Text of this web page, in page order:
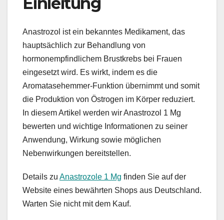
Anastrozol ist ein bekanntes Medikament, das
hauptsächlich zur Behandlung von
hormonempfindlichem Brustkrebs bei Frauen
eingesetzt wird. Es wirkt, indem es die
Aromatasehemmer-Funktion übernimmt und somit
die Produktion von Östrogen im Körper reduziert.
In diesem Artikel werden wir Anastrozol 1 Mg
bewerten und wichtige Informationen zu seiner
Anwendung, Wirkung sowie möglichen
Nebenwirkungen bereitstellen.
Details zu Anastrozole 1 Mg finden Sie auf der
Website eines bewährten Shops aus Deutschland.
Warten Sie nicht mit dem Kauf.